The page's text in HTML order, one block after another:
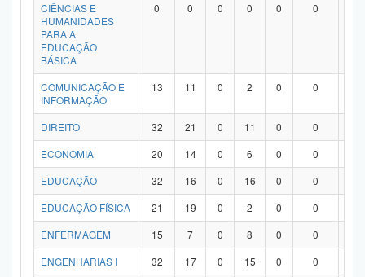
CIÊNCIAS E
HUMANIDADES
PARA A
EDUCAÇÃO
BÁSICA
0 0 0 0 0 0
COMUNICAÇÃO E
INFORMAÇÃO
13 11 0 2 0 0
DIREITO 32 21 0 11 0 0
ECONOMIA
20 14 0 6 0 0
EDUCAÇÃO
32 16 0 16 0 0
EDUCAÇÃO FÍSICA
21 19 0 2 0 0
ENFERMAGEM
15 7 0 8 0 0
ENGENHARIAS I
32 17 0 15 0 0